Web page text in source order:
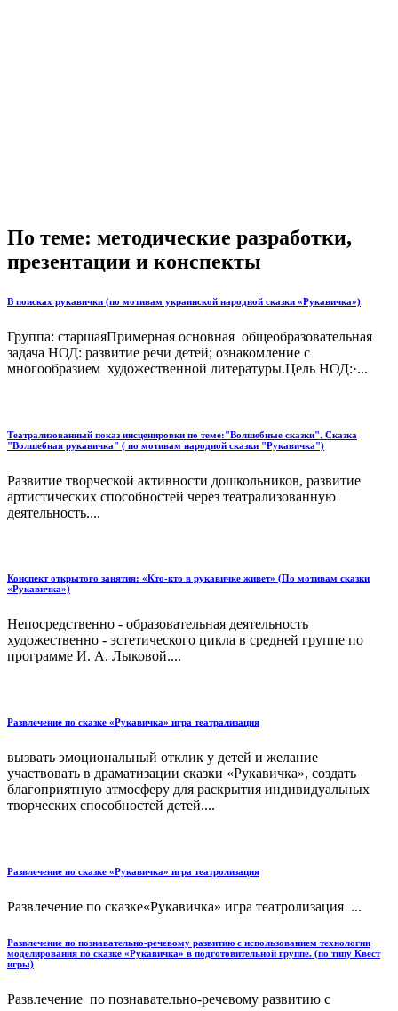
По теме: методические разработки,
презентации и конспекты
В поисках рукавички (по мотивам украинской народной сказки «Рукавичка»)
Группа: старшаяПримерная основная общеобразовательная
задача НОД: развитие речи детей; ознакомление с
многообразием художественной литературы.Цель НОД:·...
Театрализованный показ инсценировки по теме:"Волшебные сказки". Сказка
"Волшебная рукавичка" ( по мотивам народной сказки "Рукавичка")
Развитие творческой активности дошкольников, развитие
артистических способностей через театрализованную
деятельность....
Конспект открытого занятия: «Кто-кто в рукавичке живет» (По мотивам сказки
«Рукавичка»)
Непосредственно - образовательная деятельность
художественно - эстетического цикла в средней группе по
программе И. А. Лыковой....
Развлечение по сказке «Рукавичка» игра театрализация
вызвать эмоциональный отклик у детей и желание
участвовать в драматизации сказки «Рукавичка», создать
благоприятную атмосферу для раскрытия индивидуальных
творческих способностей детей....
Развлечение по сказке «Рукавичка» игра театролизация
Развлечение по сказке«Рукавичка» игра театролизация ...
Развлечение по познавательно-речевому развитию с использованием технологии
моделирования по сказке «Рукавичка» в подготовительной группе. (по типу Квест
игры)
Развлечение по познавательно-речевому развитию с